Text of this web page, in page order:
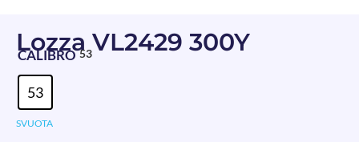
Lozza VL2429 300Y
CALIBRO 53
53
SVUOTA